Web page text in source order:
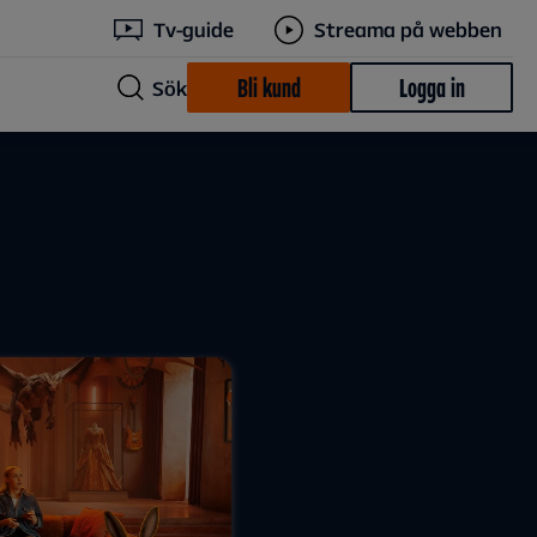
Tv-guide Streama på webben
Sök Bli kund Logga in